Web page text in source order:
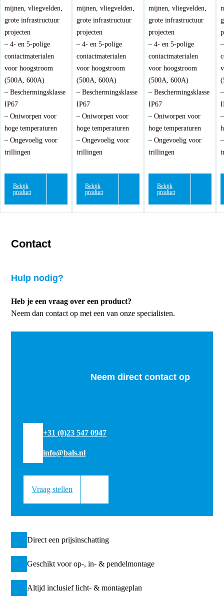
mijnen, vliegvelden,
grote infrastructuur
projecten
– 4- en 5-polige
contactmaterialen
voor hoogstroom
(500A, 600A)
– Beschermingsklasse
IP67
– Ontworpen voor
hoge temperaturen
– Ongevoelig voor
trillingen
Bekijk
product
mijnen, vliegvelden,
grote infrastructuur
projecten
– 4- en 5-polige
contactmaterialen
voor hoogstroom
(500A, 600A)
– Beschermingsklasse
IP67
– Ontworpen voor
hoge temperaturen
– Ongevoelig voor
trillingen
Bekijk
product
mijnen, vliegvelden,
grote infrastructuur
projecten
– 4- en 5-polige
contactmaterialen
voor hoogstroom
(500A, 600A)
– Beschermingsklasse
IP67
– Ontworpen voor
hoge temperaturen
– Ongevoelig voor
trillingen
Bekijk
product
Contact
Hulp nodig?
Heb je een vraag over een product?
Neem dan contact op met een van onze specialisten.
Neem direct contact op
+31 (0)23 547 0947
info@bals.nl
Vraag stellen
Direct een prijsinschatting
Geschikt voor op-, in- & pendelmontage
Altijd inclusief licht- & montageplan